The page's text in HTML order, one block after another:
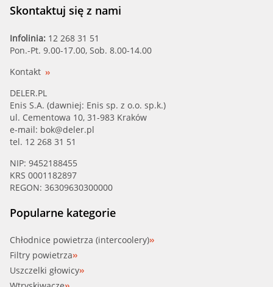
Skontaktuj się z nami
Infolinia: 12 268 31 51
Pon.-Pt. 9.00-17.00, Sob. 8.00-14.00
Kontakt
DELER.PL
Enis S.A. (dawniej: Enis sp. z o.o. sp.k.)
ul. Cementowa 10, 31-983 Kraków
e-mail: bok@deler.pl
tel. 12 268 31 51
NIP: 9452188455
KRS 0001182897
REGON: 36309630300000
Popularne kategorie
Chłodnice powietrza (intercoolery)
Filtry powietrza
Uszczelki głowicy